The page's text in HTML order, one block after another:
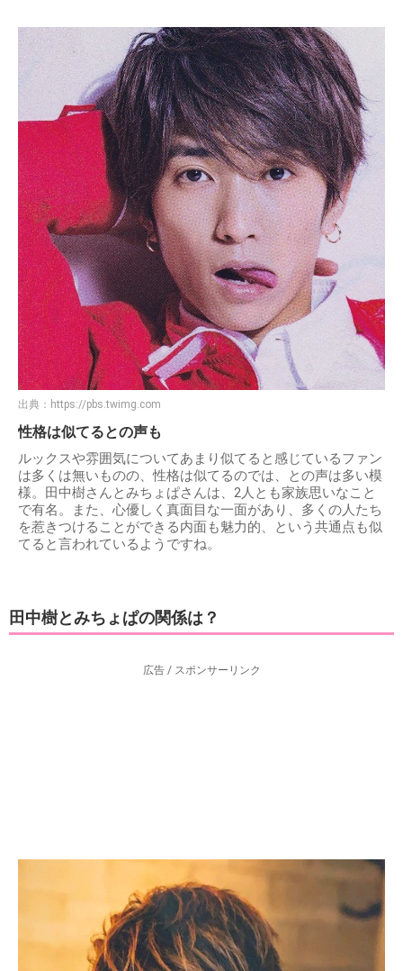
出典： https://pbs.twimg.com
性格は似てるとの声も
ルックスや雰囲気についてあまり似てると感じているファン
は多くは無いものの、性格は似てるのでは、との声は多い模
様。田中樹さんとみちょぱさんは、2人とも家族思いなこと
で有名。また、心優しく真面目な一面があり、多くの人たち
を惹きつけることができる内面も魅力的、という共通点も似
てると言われているようですね。
田中樹とみちょぱの関係は？
広告 / スポンサーリンク